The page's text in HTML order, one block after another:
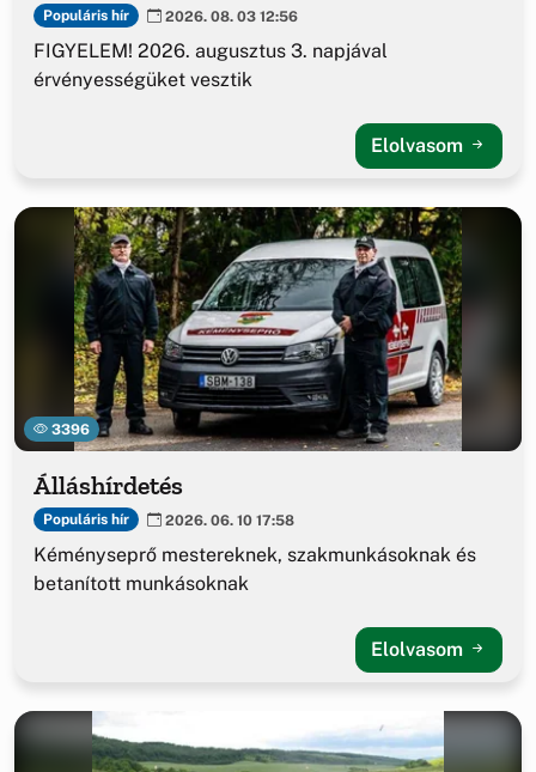
Populáris hír 2026. 08. 03 12:56
FIGYELEM! 2026. augusztus 3. napjával
érvényességüket vesztik
Elolvasom
3396
Álláshírdetés
Populáris hír 2026. 06. 10 17:58
Kéményseprő mestereknek, szakmunkásoknak és
betanított munkásoknak
Elolvasom